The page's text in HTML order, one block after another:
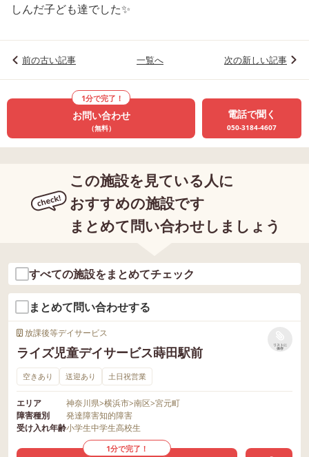
しんだ子ども達でした✨
前の古い記事 一覧へ 次の新しい記事
1分で完了！
お問い合わせ
（無料）
電話で聞く
050-3184-4607
この施設を見ている人に
おすすめの施設です
まとめて問い合わせしましょう
すべての施設をまとめてチェック
まとめて問い合わせする
放課後等デイサービス
ライズ児童デイサービス蒔田駅前
リストに
保存
空きあり 送迎あり 土日祝営業
エリア 神奈川県>横浜市>南区>宮元町
障害種別
発達障害知的障害
受け入れ年齢小学生中学生高校生
1分で完了！